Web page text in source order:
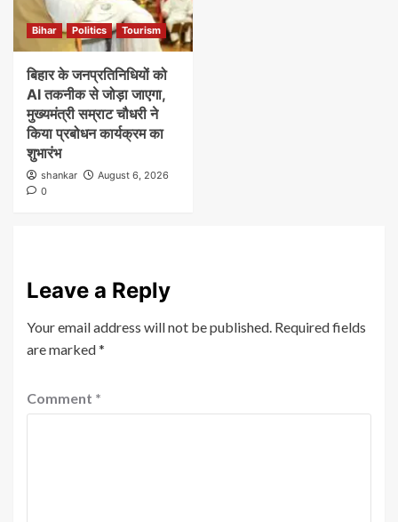
Bihar Politics Tourism
बिहार के जनप्रतिनिधियों को
AI तकनीक से जोड़ा जाएगा,
मुख्यमंत्री सम्राट चौधरी ने
किया प्रबोधन कार्यक्रम का
शुभारंभ
shankar
August 6, 2026
0
Leave a Reply
Your email address will not be published. Required fields
are marked*
Comment *